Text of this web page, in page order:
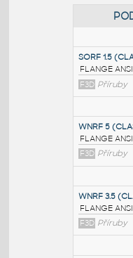
SORF
F3D
WNRF 5